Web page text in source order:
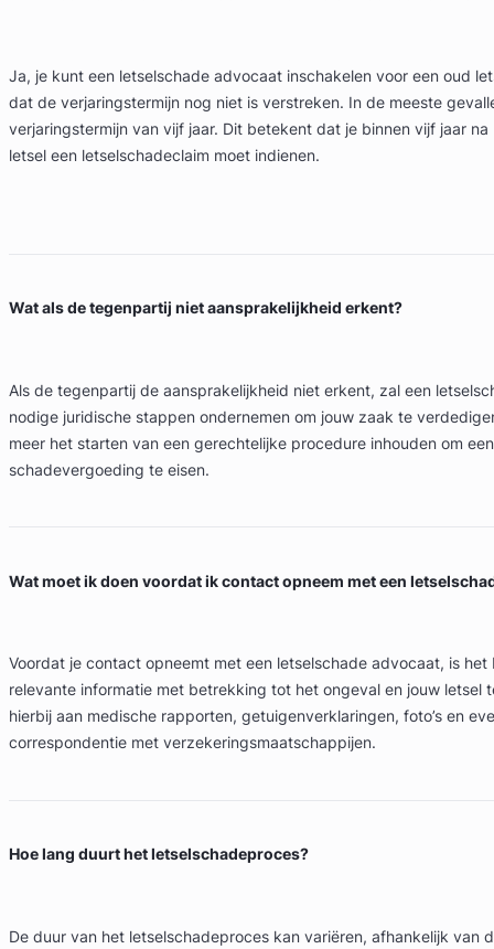
Ja, je kunt een letselschade advocaat inschakelen voor een oud
dat de verjaringstermijn nog niet is verstreken. In de meeste
verjaringstermijn van vijf jaar. Dit betekent dat je binnen vijf jaar
letsel een letselschadeclaim moet indienen.
Wat als de tegenpartij niet aansprakelijkheid erkent?
Als de tegenpartij de aansprakelijkheid niet erkent, zal een
nodige juridische stappen ondernemen om jouw zaak te
meer het starten van een gerechtelijke procedure inhouden om
schadevergoeding te eisen.
Wat moet ik doen voordat ik contact opneem met een
Voordat je contact opneemt met een letselschade advocaat, is het
relevante informatie met betrekking tot het ongeval en jouw letsel
hierbij aan medische rapporten, getuigenverklaringen, foto’s en
correspondentie met verzekeringsmaatschappijen.
Hoe lang duurt het letselschadeproces?
De duur van het letselschadeproces kan variëren, afhankelijk van